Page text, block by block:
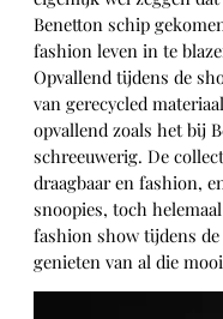
Benetton schip
fashion leven in te
Opvallend tijdens de
van gerecycled
opvallend zoals het bij
schreeuwerig. De
draagbaar en fashion,
snoopies, toch
fashion show tijdens
genieten van al die